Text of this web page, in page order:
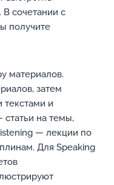
В сочетании с
получите
материалов.
затем
текстами и
на темы,
— лекции по
Для Speaking